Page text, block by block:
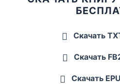
Скачать
Скачать
Скачать